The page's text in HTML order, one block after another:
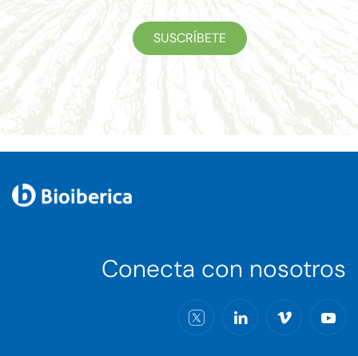
SUSCRÍBETE
Conecta con nosotros